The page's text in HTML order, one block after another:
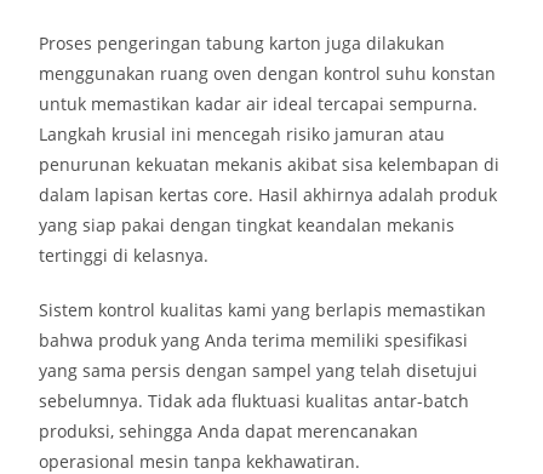
Proses pengeringan tabung karton juga dilakukan
menggunakan ruang oven dengan kontrol suhu konstan
untuk memastikan kadar air ideal tercapai sempurna.
Langkah krusial ini mencegah risiko jamuran atau
penurunan kekuatan mekanis akibat sisa kelembapan di
dalam lapisan kertas core. Hasil akhirnya adalah produk
yang siap pakai dengan tingkat keandalan mekanis
tertinggi di kelasnya.
Sistem kontrol kualitas kami yang berlapis memastikan
bahwa produk yang Anda terima memiliki spesifikasi
yang sama persis dengan sampel yang telah disetujui
sebelumnya. Tidak ada fluktuasi kualitas antar-batch
produksi, sehingga Anda dapat merencanakan
operasional mesin tanpa kekhawatiran.